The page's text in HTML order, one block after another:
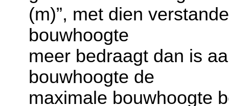
(m)”, met dien
bouwhoogte
meer bedraagt dan is
bouwhoogte de
maximale bouwhoogte